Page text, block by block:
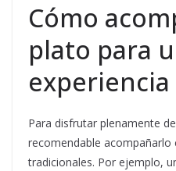
Cómo
plato para
Para disfrutar plenamente
recomendable
tradicionales. Por ejemplo,